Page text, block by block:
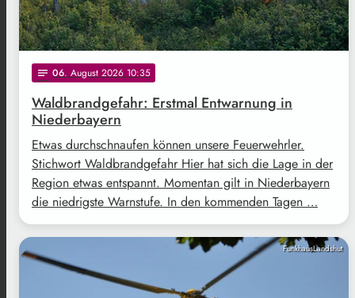
notes 06. August 2026 10:35
Waldbrandgefahr: Erstmal Entwarnung in
Niederbayern
Etwas durchschnaufen können unsere Feuerwehrler.
Stichwort Waldbrandgefahr Hier hat sich die Lage in der
Region etwas entspannt. Momentan gilt in Niederbayern
die niedrigste Warnstufe. In den kommenden Tagen …
FunkhausLandshut